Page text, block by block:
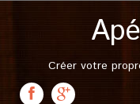
Créer votre